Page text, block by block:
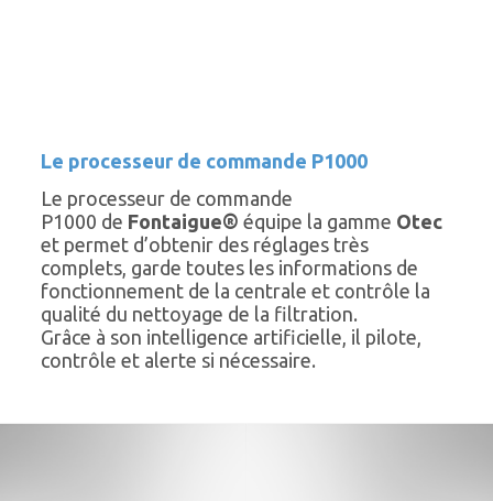
Le processeur de commande P1000
Le processeur de commande
P1000 de Fontaigue® équipe la gamme Otec
et permet d’obtenir des réglages très
complets, garde toutes les informations de
fonctionnement de la centrale et contrôle la
qualité du nettoyage de la filtration.
Grâce à son intelligence artificielle, il pilote,
contrôle et alerte si nécessaire.